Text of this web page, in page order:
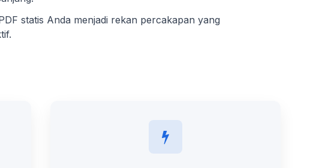
statis Anda menjadi rekan percakapan yang